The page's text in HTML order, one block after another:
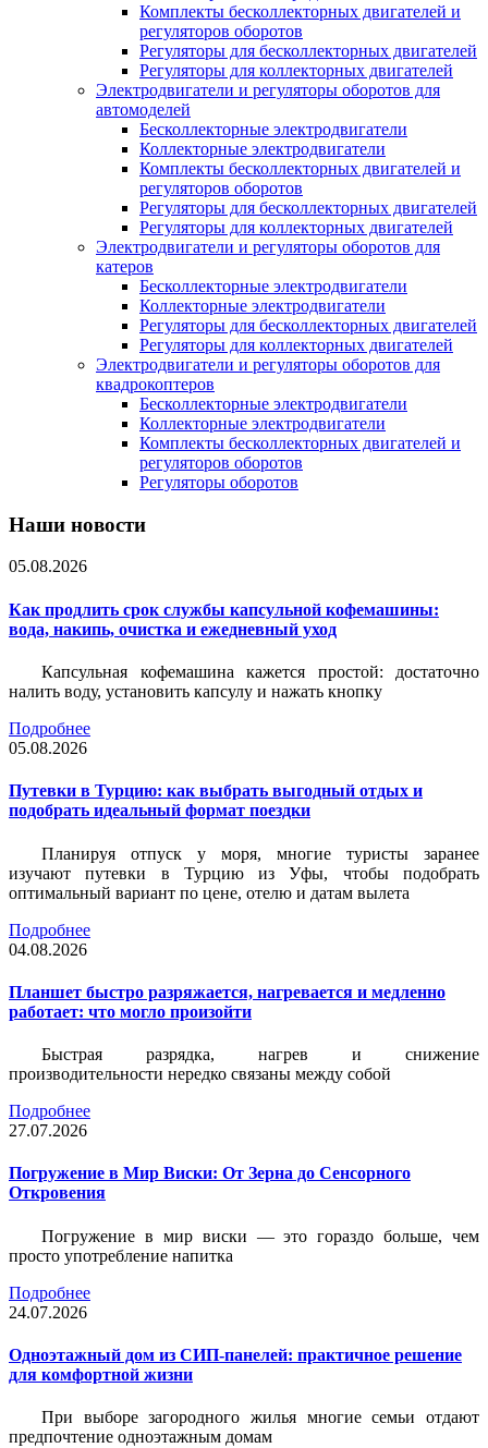
Комплекты бесколлекторных двигателей и
регуляторов оборотов
Регуляторы для бесколлекторных двигателей
Регуляторы для коллекторных двигателей
Электродвигатели и регуляторы оборотов для
автомоделей
Бесколлекторные электродвигатели
Коллекторные электродвигатели
Комплекты бесколлекторных двигателей и
регуляторов оборотов
Регуляторы для бесколлекторных двигателей
Регуляторы для коллекторных двигателей
Электродвигатели и регуляторы оборотов для
катеров
Бесколлекторные электродвигатели
Коллекторные электродвигатели
Регуляторы для бесколлекторных двигателей
Регуляторы для коллекторных двигателей
Электродвигатели и регуляторы оборотов для
квадрокоптеров
Бесколлекторные электродвигатели
Коллекторные электродвигатели
Комплекты бесколлекторных двигателей и
регуляторов оборотов
Регуляторы оборотов
Наши новости
05.08.2026
Как продлить срок службы капсульной кофемашины:
вода, накипь, очистка и ежедневный уход
Капсульная кофемашина кажется простой: достаточно
налить воду, установить капсулу и нажать кнопку
Подробнее
05.08.2026
Путевки в Турцию: как выбрать выгодный отдых и
подобрать идеальный формат поездки
Планируя отпуск у моря, многие туристы заранее
изучают путевки в Турцию из Уфы, чтобы подобрать
оптимальный вариант по цене, отелю и датам вылета
Подробнее
04.08.2026
Планшет быстро разряжается, нагревается и медленно
работает: что могло произойти
Быстрая разрядка, нагрев и снижение
производительности нередко связаны между собой
Подробнее
27.07.2026
Погружение в Мир Виски: От Зерна до Сенсорного
Откровения
Погружение в мир виски — это гораздо больше, чем
просто употребление напитка
Подробнее
24.07.2026
Одноэтажный дом из СИП-панелей: практичное решение
для комфортной жизни
При выборе загородного жилья многие семьи отдают
предпочтение одноэтажным домам